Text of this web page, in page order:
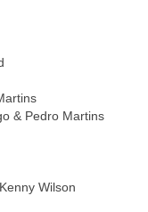
& Pedro Martins
Wilson